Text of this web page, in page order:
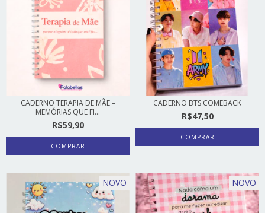
CADERNO TERAPIA DE MÃE –
MEMÓRIAS QUE FI...
R$59,90
CADERNO BTS COMEBACK
R$47,50
COMPRAR
NOVO NOVO